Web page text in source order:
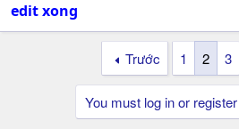
edit xong
Trước 1 2 3
You must log in or